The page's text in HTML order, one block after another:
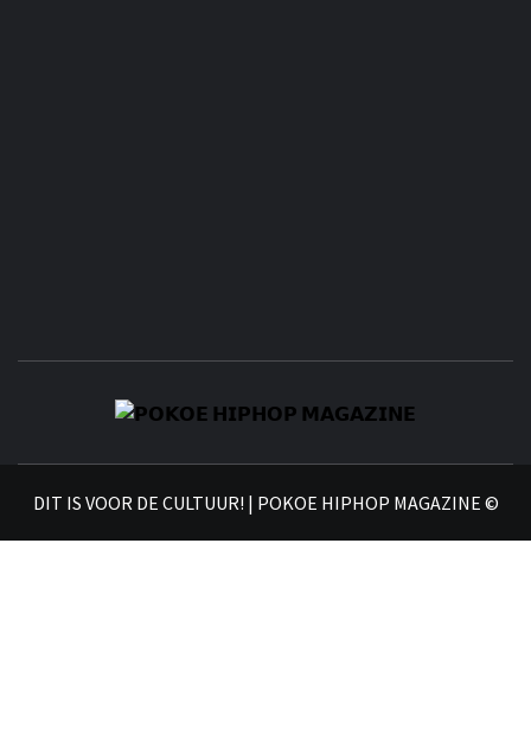
DIT IS VOOR DE CULTUUR! | POKOE HIPHOP MAGAZINE ©